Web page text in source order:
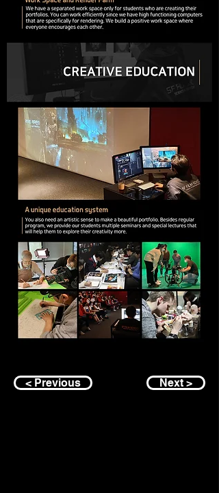
< Previous Next >